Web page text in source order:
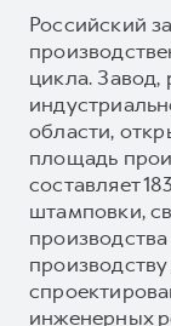
Российский
цикла.
области,
площадь
составляет
штамповки,
инженерных